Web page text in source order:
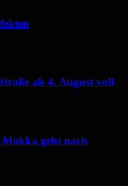
ab 4. August voll
geht nach